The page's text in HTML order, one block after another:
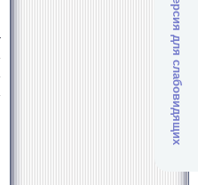
Версия для слабовидящих